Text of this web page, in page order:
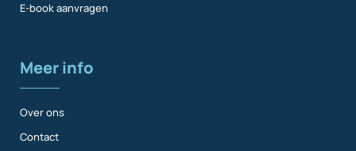
E-book aanvragen
Meer info
Over ons
Contact